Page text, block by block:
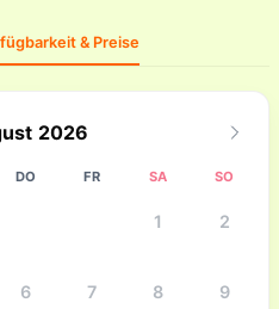
& Preise
2026
DO FR SA SO
1 2
6 7 8 9